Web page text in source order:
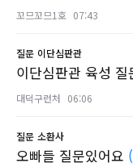
꼬므꼬므1호 07:43
질문 이단심판관
이단심판관 육성 질
대덕구런처 06:06
질문 소환사
오빠들 질문있어요